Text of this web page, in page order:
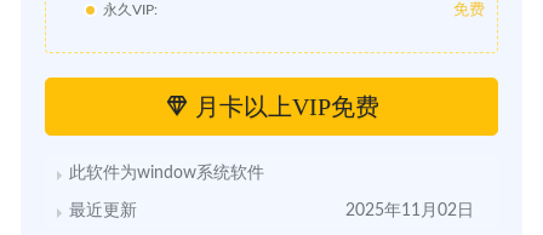
永久VIP: 免费
月卡以上VIP免费
此软件为window系统软件
最近更新 2025年11月02日